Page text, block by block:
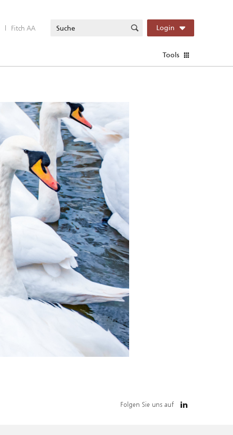
| Fitch AA Login
Tools
Folgen Sie uns auf